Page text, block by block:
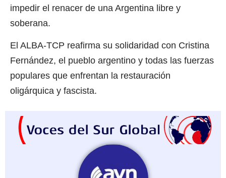
impedir el renacer de una Argentina libre y
soberana.
El ALBA-TCP reafirma su solidaridad con Cristina
Fernández, el pueblo argentino y todas las fuerzas
populares que enfrentan la restauración
oligárquica y fascista.